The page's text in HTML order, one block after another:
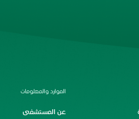
الموارد والمعلومات
عن المستشفى